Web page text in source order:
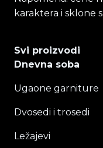
karaktera i sklone
Svi proizvodi
Dnevna soba
Ugaone garniture
Dvosedi i trosedi
Ležajevi